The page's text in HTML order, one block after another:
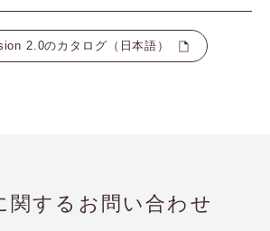
2.0のカタログ（日本語）
関するお問い合わせ